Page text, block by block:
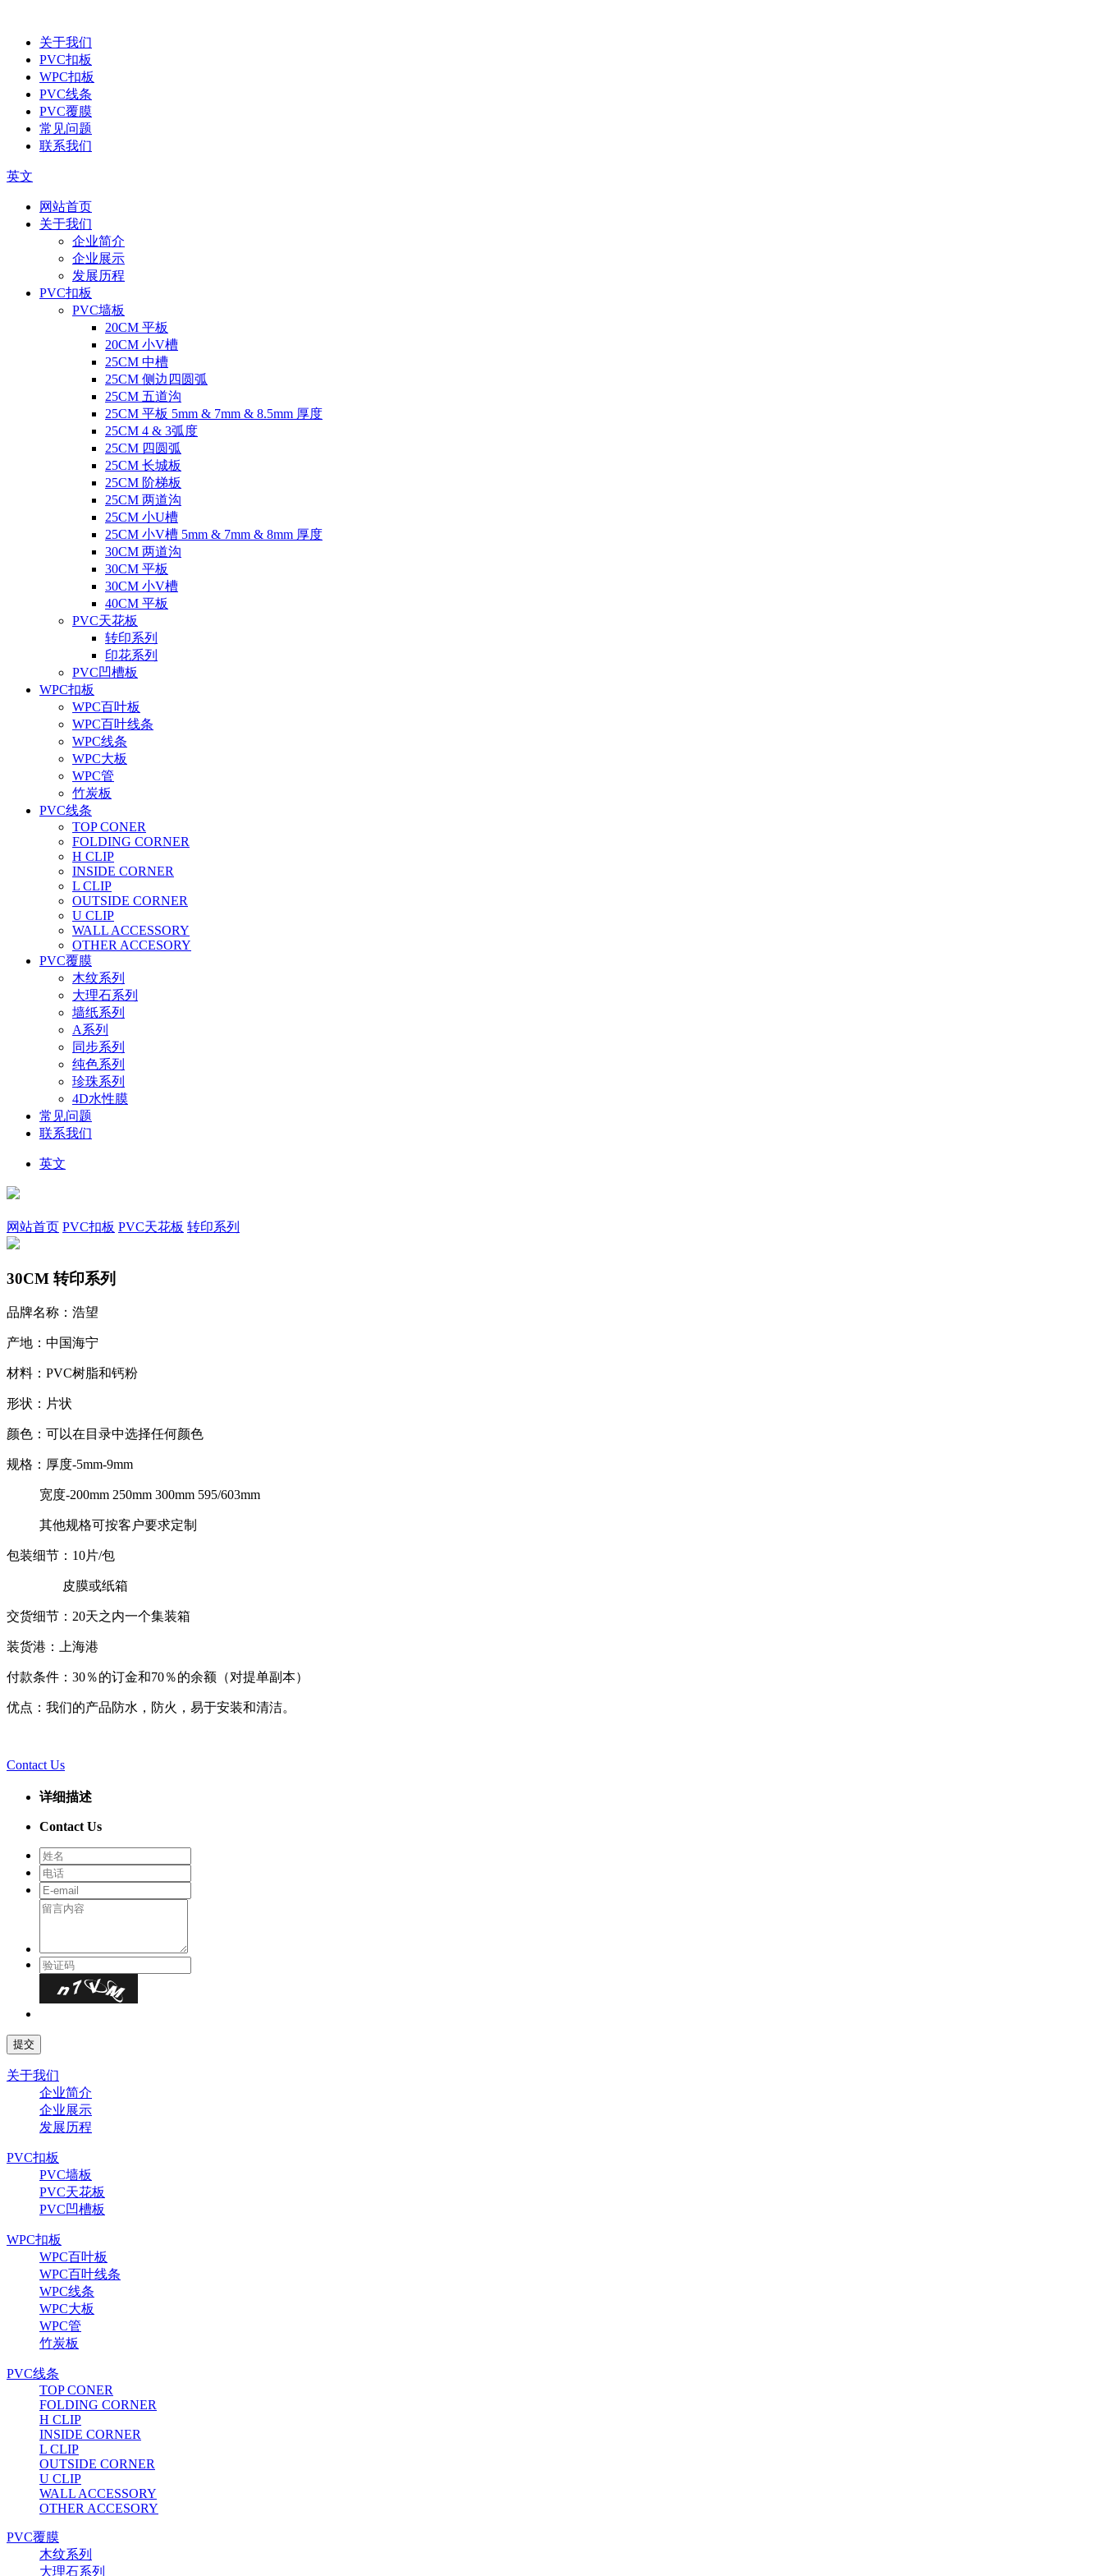
关于我们
PVC扣板
WPC扣板
PVC线条
PVC覆膜
常见问题
联系我们
英文
网站首页
关于我们
企业简介
企业展示
发展历程
PVC扣板
PVC墙板
20CM 平板
20CM 小V槽
25CM 中槽
25CM 侧边四圆弧
25CM 五道沟
25CM 平板 5mm & 7mm & 8.5mm 厚度
25CM 4 & 3弧度
25CM 四圆弧
25CM 长城板
25CM 阶梯板
25CM 两道沟
25CM 小U槽
25CM 小V槽 5mm & 7mm & 8mm 厚度
30CM 两道沟
30CM 平板
30CM 小V槽
40CM 平板
PVC天花板
转印系列
印花系列
PVC凹槽板
WPC扣板
WPC百叶板
WPC百叶线条
WPC线条
WPC大板
WPC管
竹炭板
PVC线条
TOP CONER
FOLDING CORNER
H CLIP
INSIDE CORNER
L CLIP
OUTSIDE CORNER
U CLIP
WALL ACCESSORY
OTHER ACCESORY
PVC覆膜
木纹系列
大理石系列
墙纸系列
A系列
同步系列
纯色系列
珍珠系列
4D水性膜
常见问题
联系我们
英文
网站首页 PVC扣板 PVC天花板 转印系列
30CM 转印系列
品牌名称：浩望
产地：中国海宁
材料：PVC树脂和钙粉
形状：片状
颜色：可以在目录中选择任何颜色
规格：厚度-5mm-9mm
宽度-200mm 250mm 300mm 595/603mm
其他规格可按客户要求定制
包装细节：10片/包
皮膜或纸箱
交货细节：20天之内一个集装箱
装货港：上海港
付款条件：30％的订金和70％的余额（对提单副本）
优点：我们的产品防水，防火，易于安装和清洁。
Contact Us
详细描述
Contact Us
关于我们
企业简介
企业展示
发展历程
PVC扣板
PVC墙板
PVC天花板
PVC凹槽板
WPC扣板
WPC百叶板
WPC百叶线条
WPC线条
WPC大板
WPC管
竹炭板
PVC线条
TOP CONER
FOLDING CORNER
H CLIP
INSIDE CORNER
L CLIP
OUTSIDE CORNER
U CLIP
WALL ACCESSORY
OTHER ACCESORY
PVC覆膜
木纹系列
大理石系列